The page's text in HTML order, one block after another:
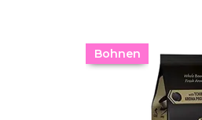
Bohnen